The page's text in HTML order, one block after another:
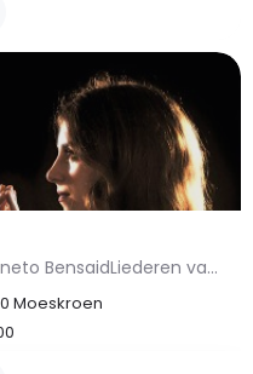
Marie-Laure Garnier en Célia Oneto BensaidLiederen van hoopKlassieke muziekGeschikt voor alle…
Moeskroen